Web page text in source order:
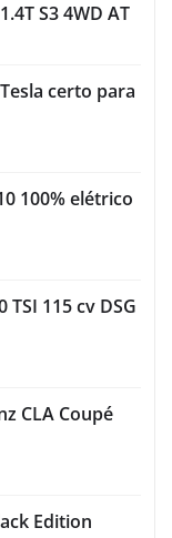
S3 4WD AT
certo para
100% elétrico
115 cv DSG
CLA Coupé
Edition